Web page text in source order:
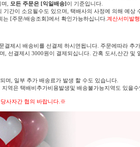
,
모든 주문은 [익일배송]이 기준입니다.
간이 소요될수도 있으며, 택배사의 사정에 의해 예상
[주문/배송조회]에서 확인가능하십니다. 계산서미발
결제시 배송비를 선결제 하시면됩니다. 주문에따라 추
, 선결제시 3000원이 결제되십니다. 간혹 도서,산간
며, 일부 추가 배송료가 발생 할 수도 있습니다.
역은 택배비추가비용발생및 배송불가능지역도 있을
사자간 협의 바랍니다.※